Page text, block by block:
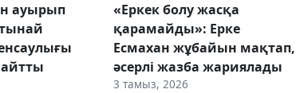
ауырып
айтты
«Еркек болу жасқа
қарамайды»: Ерке
Есмахан жұбайын мақтап,
әсерлі жазба жариялады
3 тамыз, 2026